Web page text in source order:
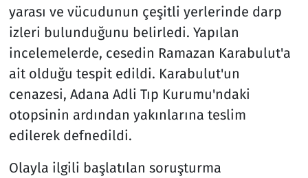
yarası ve vücudunun çeşitli yerlerinde darp
izleri bulunduğunu belirledi. Yapılan
incelemelerde, cesedin Ramazan Karabulut'a
ait olduğu tespit edildi. Karabulut'un
cenazesi, Adana Adli Tıp Kurumu'ndaki
otopsinin ardından yakınlarına teslim
edilerek defnedildi.
Olayla ilgili başlatılan soruşturma